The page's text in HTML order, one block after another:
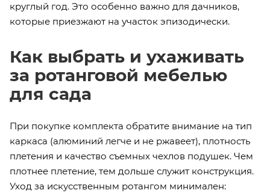
круглый год. Это особенно важно для дачников,
которые приезжают на участок эпизодически.
Как выбрать и ухаживать
за ротанговой мебелью
для сада
При покупке комплекта обратите внимание на тип
каркаса (алюминий легче и не ржавеет), плотность
плетения и качество съемных чехлов подушек. Чем
плотнее плетение, тем дольше служит конструкция.
Уход за искусственным ротангом минимален: